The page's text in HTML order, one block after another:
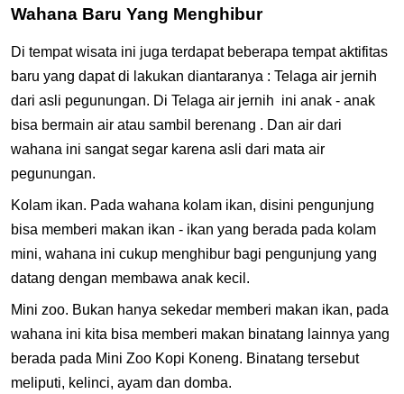
Wahana Baru Yang Menghibur
Di tempat wisata ini juga terdapat beberapa tempat aktifitas
baru yang dapat di lakukan diantaranya : Telaga air jernih
dari asli pegunungan. Di Telaga air jernih ini anak - anak
bisa bermain air atau sambil berenang . Dan air dari
wahana ini sangat segar karena asli dari mata air
pegunungan.
Kolam ikan. Pada wahana kolam ikan, disini pengunjung
bisa memberi makan ikan - ikan yang berada pada kolam
mini, wahana ini cukup menghibur bagi pengunjung yang
datang dengan membawa anak kecil.
Mini zoo. Bukan hanya sekedar memberi makan ikan, pada
wahana ini kita bisa memberi makan binatang lainnya yang
berada pada Mini Zoo Kopi Koneng. Binatang tersebut
meliputi, kelinci, ayam dan domba.